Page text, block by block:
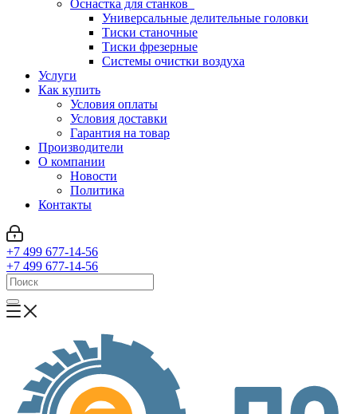
Оснастка для станков
Универсальные делительные головки
Тиски станочные
Тиски фрезерные
Системы очистки воздуха
Услуги
Как купить
Условия оплаты
Условия доставки
Гарантия на товар
Производители
О компании
Новости
Политика
Контакты
+7 499 677-14-56
+7 499 677-14-56